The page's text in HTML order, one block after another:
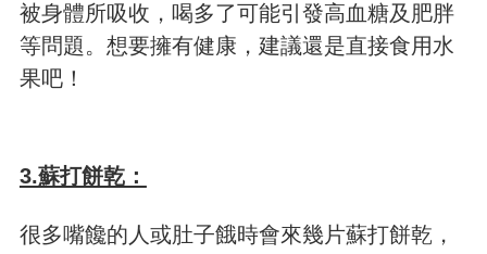
被身體所吸收，喝多了可能引發高血糖及肥胖
等問題。想要擁有健康，建議還是直接食用水
果吧！
3.蘇打餅乾：
很多嘴饞的人或肚子餓時會來幾片蘇打餅乾，